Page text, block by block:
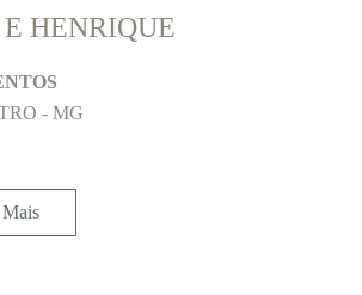
HENRIQUE
- MG